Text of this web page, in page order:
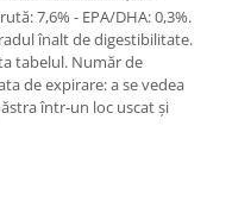
7,6% - EPA/DHA: 0,3%.
înalt de digestibilitate.
tabelul. Număr de
de expirare: a se vedea
într-un loc uscat şi